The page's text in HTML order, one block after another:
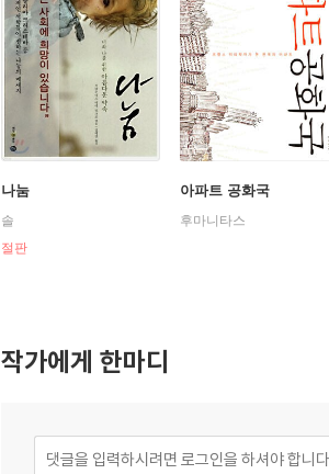
나눔
솔
절판
아파트 공화국
후마니타스
작가에게 한마디